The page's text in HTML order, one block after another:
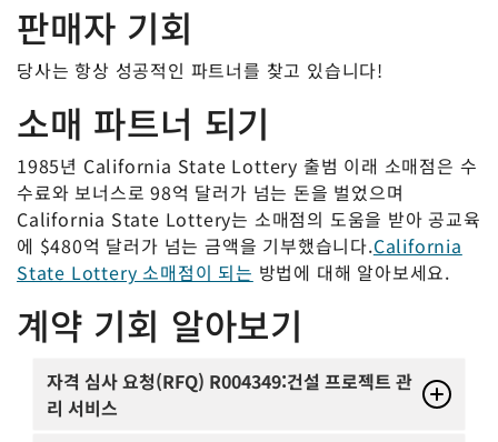
판매자 기회
당사는 항상 성공적인 파트너를 찾고 있습니다!
소매 파트너 되기
1985년 California State Lottery 출범 이래 소매점은 수
수료와 보너스로 98억 달러가 넘는 돈을 벌었으며
California State Lottery는 소매점의 도움을 받아 공교육
에 $480억 달러가 넘는 금액을 기부했습니다.California
State Lottery 소매점이 되는 방법에 대해 알아보세요.
계약 기회 알아보기
자격 심사 요청(RFQ) R004349:건설 프로젝트 관
리 서비스